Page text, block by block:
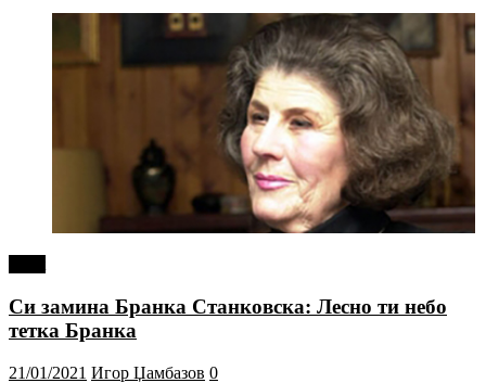
Си замина Бранка Станковска: Лесно ти небо
тетка Бранка
21/01/2021 Игор Џамбазов 0